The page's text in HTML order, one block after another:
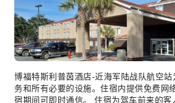
博福特斯利普茵酒店-近海军陆战队航空
务和所有必要的设施。住宿内提供免费网
宿期间可即时通信。 住宿为驾车前来的客